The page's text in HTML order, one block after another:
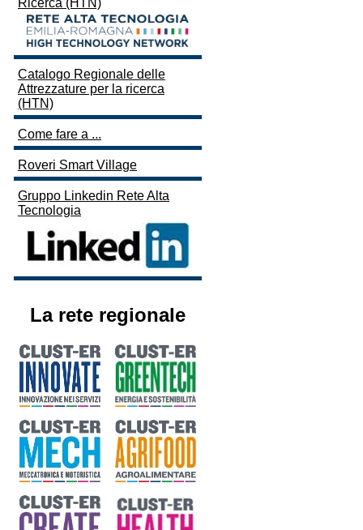
Ricerca (HTN)
Catalogo Regionale delle
Attrezzature per la ricerca
(HTN)
Come fare a ...
Roveri Smart Village
Gruppo Linkedin Rete Alta
Tecnologia
La rete regionale